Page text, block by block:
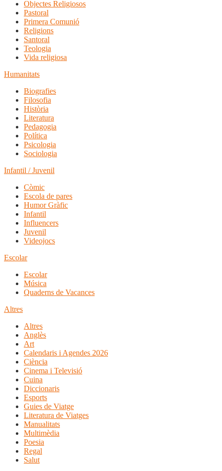
Objectes Religiosos
Pastoral
Primera Comunió
Religions
Santoral
Teologia
Vida religiosa
Humanitats
Biografies
Filosofia
Història
Literatura
Pedagogia
Política
Psicologia
Sociologia
Infantil / Juvenil
Còmic
Escola de pares
Humor Gràfic
Infantil
Influencers
Juvenil
Videojocs
Escolar
Escolar
Música
Quaderns de Vacances
Altres
Altres
Anglès
Art
Calendaris i Agendes 2026
Ciència
Cinema i Televisió
Cuina
Diccionaris
Esports
Guies de Viatge
Literatura de Viatges
Manualitats
Multimèdia
Poesia
Regal
Salut